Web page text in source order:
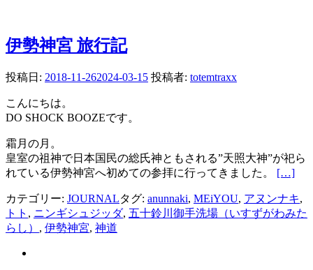
伊勢神宮 旅行記
投稿日: 2018-11-262024-03-15 投稿者: totemtraxx
こんにちは。
DO SHOCK BOOZEです。
霜月の月。
皇室の祖神で日本国民の総氏神ともされる”天照大神”が祀ら
れている伊勢神宮へ初めての参拝に行ってきました。 […]
カテゴリー: JOURNALタグ: anunnaki, MEiYOU, アヌンナキ,
トト , ニンギシュジッダ, 五十鈴川御手洗場（いすずがわみた
らし） , 伊勢神宮, 神道